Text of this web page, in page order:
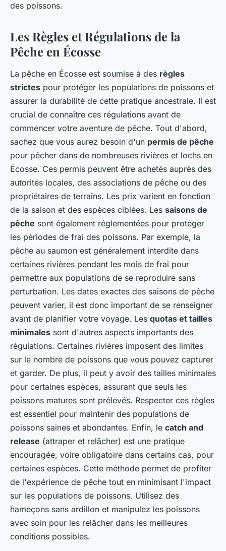
des poissons.
Les Règles et Régulations de la
Pêche en Écosse
La pêche en Écosse est soumise à des règles
strictes pour protéger les populations de poissons et
assurer la durabilité de cette pratique ancestrale. Il est
crucial de connaître ces régulations avant de
commencer votre aventure de pêche. Tout d'abord,
sachez que vous aurez besoin d'un permis de pêche
pour pêcher dans de nombreuses rivières et lochs en
Écosse. Ces permis peuvent être achetés auprès des
autorités locales, des associations de pêche ou des
propriétaires de terrains. Les prix varient en fonction
de la saison et des espèces ciblées. Les saisons de
pêche sont également réglementées pour protéger
les périodes de frai des poissons. Par exemple, la
pêche au saumon est généralement interdite dans
certaines rivières pendant les mois de frai pour
permettre aux populations de se reproduire sans
perturbation. Les dates exactes des saisons de pêche
peuvent varier, il est donc important de se renseigner
avant de planifier votre voyage. Les quotas et tailles
minimales sont d'autres aspects importants des
régulations. Certaines rivières imposent des limites
sur le nombre de poissons que vous pouvez capturer
et garder. De plus, il peut y avoir des tailles minimales
pour certaines espèces, assurant que seuls les
poissons matures sont prélevés. Respecter ces règles
est essentiel pour maintenir des populations de
poissons saines et abondantes. Enfin, le catch and
release (attraper et relâcher) est une pratique
encouragée, voire obligatoire dans certains cas, pour
certaines espèces. Cette méthode permet de profiter
de l'expérience de pêche tout en minimisant l'impact
sur les populations de poissons. Utilisez des
hameçons sans ardillon et manipulez les poissons
avec soin pour les relâcher dans les meilleures
conditions possibles.